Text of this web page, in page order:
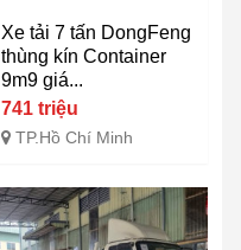
Xe tải 7 tấn DongFeng
thùng kín Container
9m9 giá...
741 triệu
TP.Hồ Chí Minh